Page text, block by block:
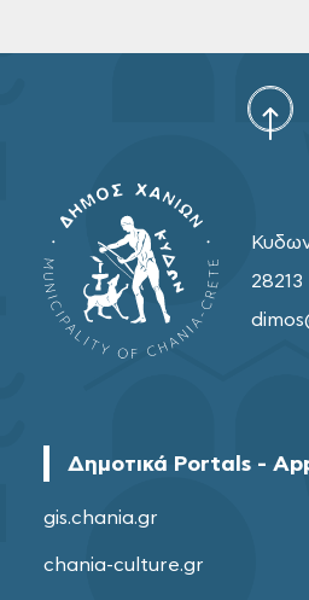
Δημοτικά Portals -
gis.chania.gr
chania-culture.gr